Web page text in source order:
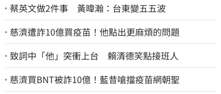
蔡英文做2件事 黃暐瀚：台東變五五波
慈濟遭詐10億買疫苗！他點出更麻煩的問題
致詞中「他」突衝上台 賴清德笑點接班人
慈濟買BNT被詐10億！藍昔嗆擋疫苗網朝聖